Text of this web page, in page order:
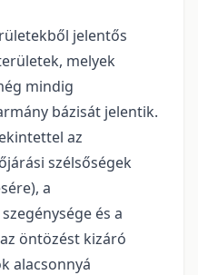
jelentős
melyek
mindig
bázisát jelentik.
az
szélsőségek
a
és a
öntözést kizáró
alacsonnyá